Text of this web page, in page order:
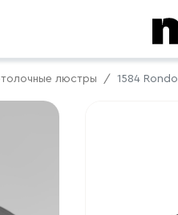
люстры 1584 Rondo